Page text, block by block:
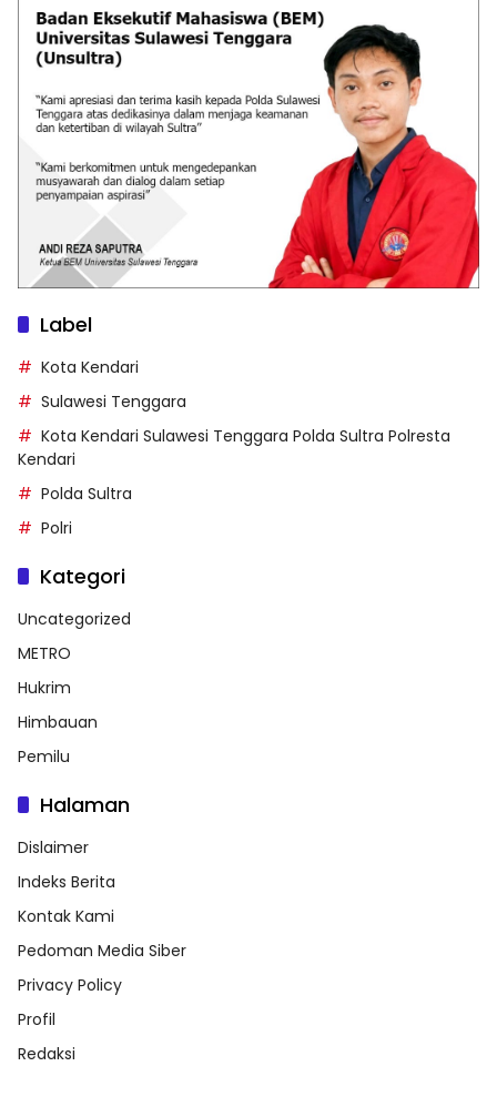
Label
Kota Kendari
Sulawesi Tenggara
Kota Kendari Sulawesi Tenggara Polda Sultra Polresta
Kendari
Polda Sultra
Polri
Kategori
Uncategorized
METRO
Hukrim
Himbauan
Pemilu
Halaman
Dislaimer
Indeks Berita
Kontak Kami
Pedoman Media Siber
Privacy Policy
Profil
Redaksi